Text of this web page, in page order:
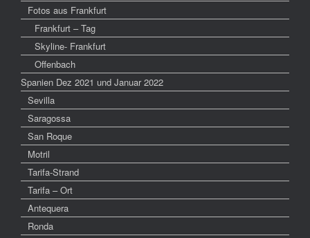
Fotos aus Frankfurt
Frankfurt – Tag
Skyline- Frankfurt
Offenbach
Spanien Dez 2021 und Januar 2022
Sevilla
Saragossa
San Roque
Motril
Tarifa-Strand
Tarifa – Ort
Antequera
Ronda